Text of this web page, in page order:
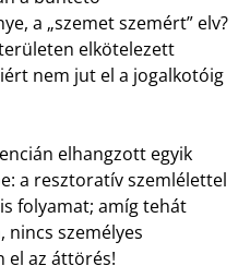
a „szemet szemért” elv?
elkötelezett
nem jut el a jogalkotóig
elhangzott egyik
a resztoratív szemlélettel
folyamat; amíg tehát
nincs személyes
el az áttörés!